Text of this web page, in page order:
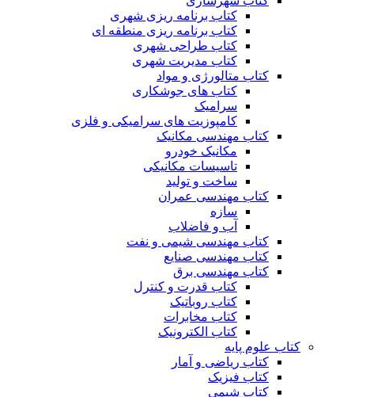
کتاب برنامه ریزی شهری
کتاب برنامه ریزی منطقه ای
کتاب طراحی شهری
کتاب مدیریت شهری
کتاب متالورژی و مواد
کتاب های جوشکاری
سرامیک
کامپوزیت های سرامیکی و فلزی
کتاب مهندسی مکانیک
مکانیک خودرو
تاسیسات مکانیکی
ساخت و تولید
کتاب مهندسی عمران
سازه
آب و فاضلاب
کتاب مهندسی شیمی و نفت
کتاب مهندسی صنایع
کتاب مهندسی برق
کتاب قدرت و کنترل
کتاب روباتیک
کتاب مخابرات
کتاب الکترونیک
کتاب علوم پایه
کتاب ریاضی و آمار
کتاب فیزیک
کتاب شیمی